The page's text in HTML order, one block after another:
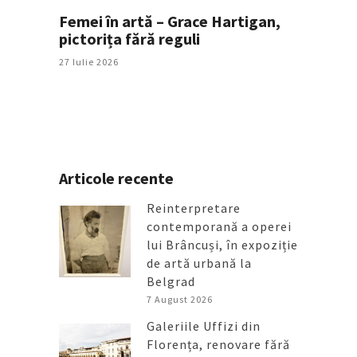
Femei în artă – Grace Hartigan,
pictorița fără reguli
27 Iulie 2026
Articole recente
Reinterpretare
contemporană a operei
lui Brâncuși, în expoziție
de artă urbană la
Belgrad
7 August 2026
Galeriile Uffizi din
Florența, renovare fără